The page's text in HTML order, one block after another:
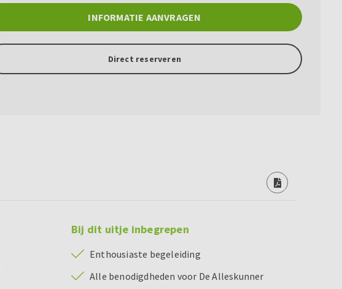
INFORMATIE AANVRAGEN
Direct reserveren
Bij dit uitje inbegrepen
Enthousiaste begeleiding
Alle benodigdheden voor De Alleskunner